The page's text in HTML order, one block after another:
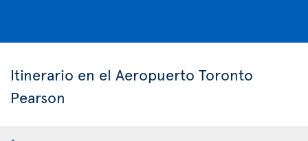
Itinerario en el Aeropuerto Toronto
Pearson